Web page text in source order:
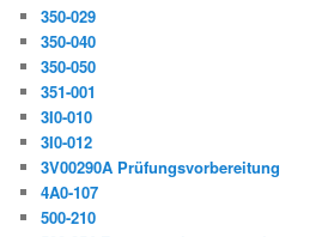
350-029
350-040
350-050
351-001
3I0-010
3I0-012
3V00290A Prüfungsvorbereitung
4A0-107
500-210